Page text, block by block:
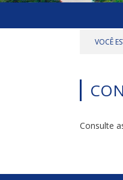
VOCÊ
Consulte